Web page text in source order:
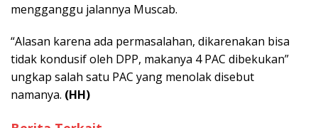
mengganggu jalannya Muscab.
“Alasan karena ada permasalahan, dikarenakan bisa
tidak kondusif oleh DPP, makanya 4 PAC dibekukan”
ungkap salah satu PAC yang menolak disebut
namanya. (HH)